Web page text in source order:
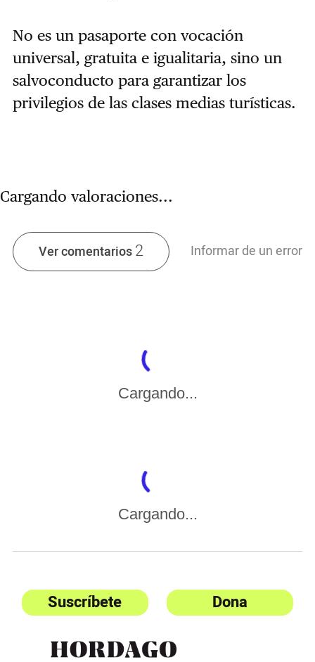
No es un pasaporte con vocación
universal, gratuita e igualitaria, sino un
salvoconducto para garantizar los
privilegios de las clases medias turísticas.
Cargando valoraciones...
Ver comentarios2 Informar de un error
Cargando...
Cargando...
Suscríbete Dona